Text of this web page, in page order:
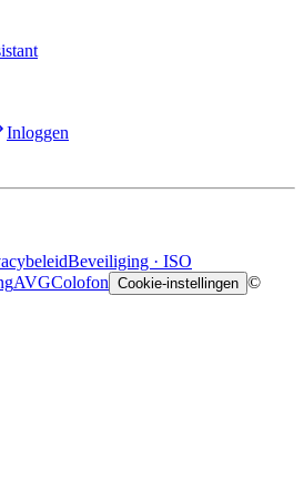
Inloggen
Beveiliging · ISO
AVGColofon Cookie-instellingen ©